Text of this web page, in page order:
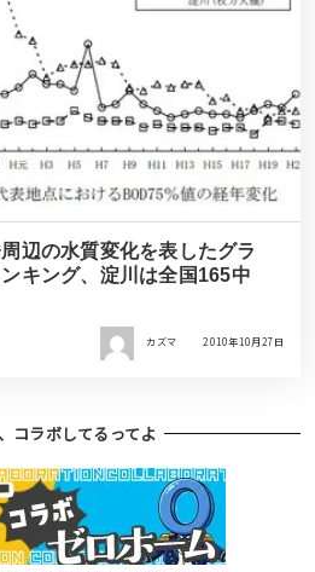
辺の水質変化を表したグラ
キング、淀川は全国165中
カズマ 2010年10月27日
コラボしてるってよ